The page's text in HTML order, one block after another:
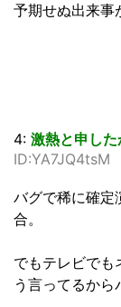
予期せぬ出来事
4: 激熱と申した
ID:YA7JQ4tsM
バグで稀に確定
合。
でもテレビでも
う言ってるか